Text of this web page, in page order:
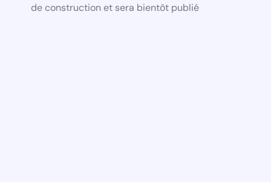
de construction et sera bientôt publié